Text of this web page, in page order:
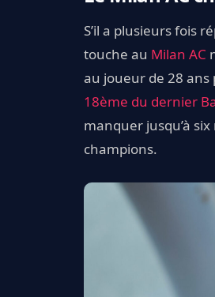
S’il a plusieurs fois
touche au Milan AC
au joueur de 28 ans
18ème du dernier
manquer jusqu’à
champions.